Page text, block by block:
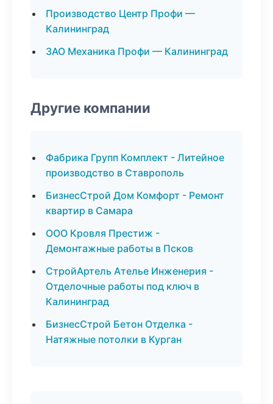
Производство Центр Профи —
Калининград
ЗАО Механика Профи — Калининград
Другие компании
Фабрика Групп Комплект - Литейное
производство в Ставрополь
БизнесСтрой Дом Комфорт - Ремонт
квартир в Самара
ООО Кровля Престиж -
Демонтажные работы в Псков
СтройАртель Ателье Инженерия -
Отделочные работы под ключ в
Калининград
БизнесСтрой Бетон Отделка -
Натяжные потолки в Курган